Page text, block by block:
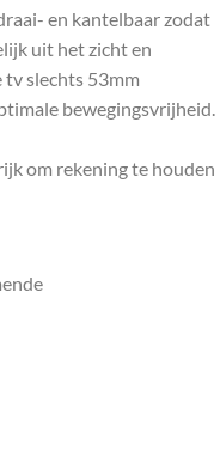
en kantelbaar zodat
uit het zicht en
tv slechts 53mm
bewegingsvrijheid.
om rekening te houden